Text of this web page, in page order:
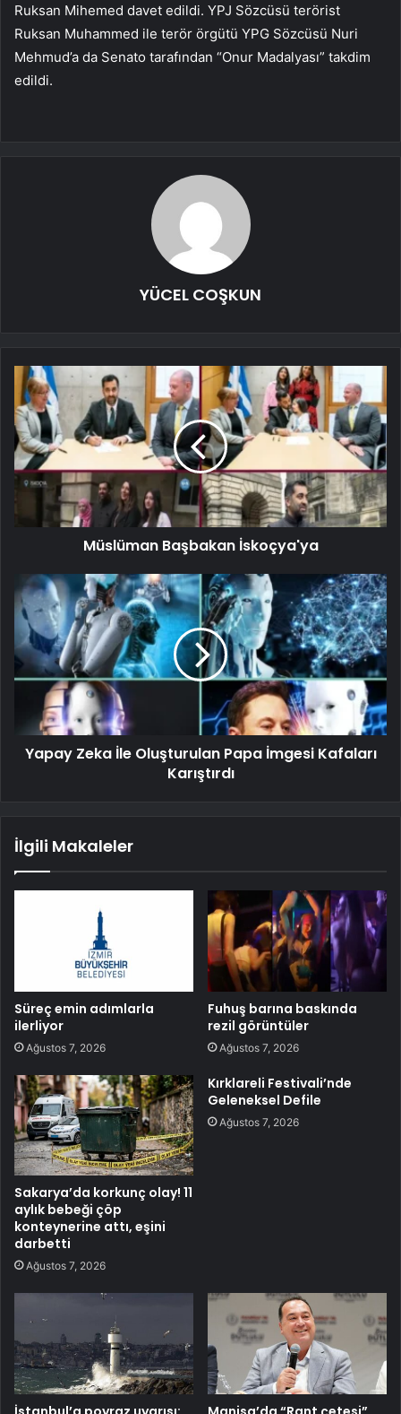
Ruksan Mihemed davet edildi. YPJ Sözcüsü terörist
Ruksan Muhammed ile terör örgütü YPG Sözcüsü Nuri
Mehmud’a da Senato tarafından “Onur Madalyası” takdim
edildi.
YÜCEL COŞKUN
Müslüman Başbakan İskoçya'ya
Yapay Zeka İle Oluşturulan Papa İmgesi Kafaları
Karıştırdı
İlgili Makaleler
Süreç emin adımlarla
ilerliyor
Ağustos 7, 2026
Fuhuş barına baskında
rezil görüntüler
Ağustos 7, 2026
Sakarya’da korkunç olay! 11
aylık bebeği çöp
konteynerine attı, eşini
darbetti
Ağustos 7, 2026
Kırklareli Festivali’nde
Geleneksel Defile
Ağustos 7, 2026